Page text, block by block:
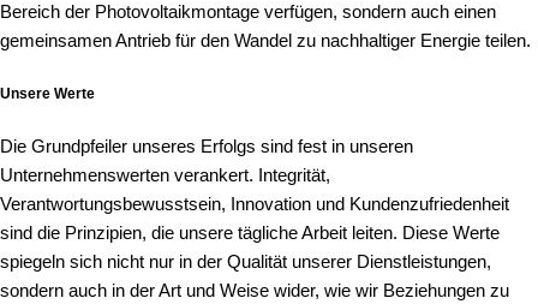
Bereich der Photovoltaikmontage verfügen, sondern auch einen
gemeinsamen Antrieb für den Wandel zu nachhaltiger Energie teilen.
Unsere Werte
Die Grundpfeiler unseres Erfolgs sind fest in unseren
Unternehmenswerten verankert. Integrität,
Verantwortungsbewusstsein, Innovation und Kundenzufriedenheit
sind die Prinzipien, die unsere tägliche Arbeit leiten. Diese Werte
spiegeln sich nicht nur in der Qualität unserer Dienstleistungen,
sondern auch in der Art und Weise wider, wie wir Beziehungen zu